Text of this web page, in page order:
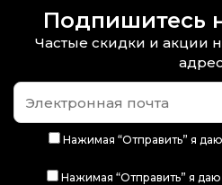
Подпишитесь
Частые скидки и акции
адрес
Нажимая “Отправить” я даю
Нажимая “Отправить” я даю